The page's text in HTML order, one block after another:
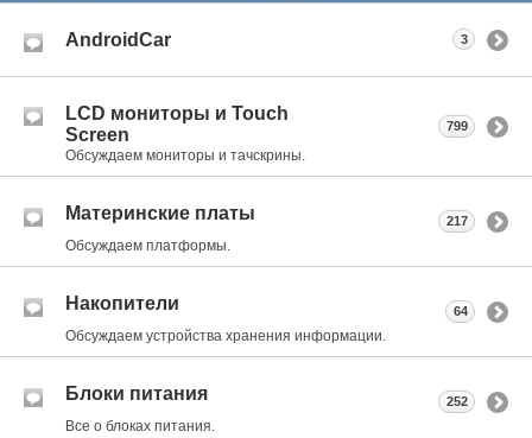
AndroidCar 3
LCD мониторы и Touch
Screen
Обсуждаем мониторы и тачскрины.
799
Материнские платы
Обсуждаем платформы.
217
Накопители
Обсуждаем устройства хранения информации.
64
Блоки питания
Все о блоках питания.
252